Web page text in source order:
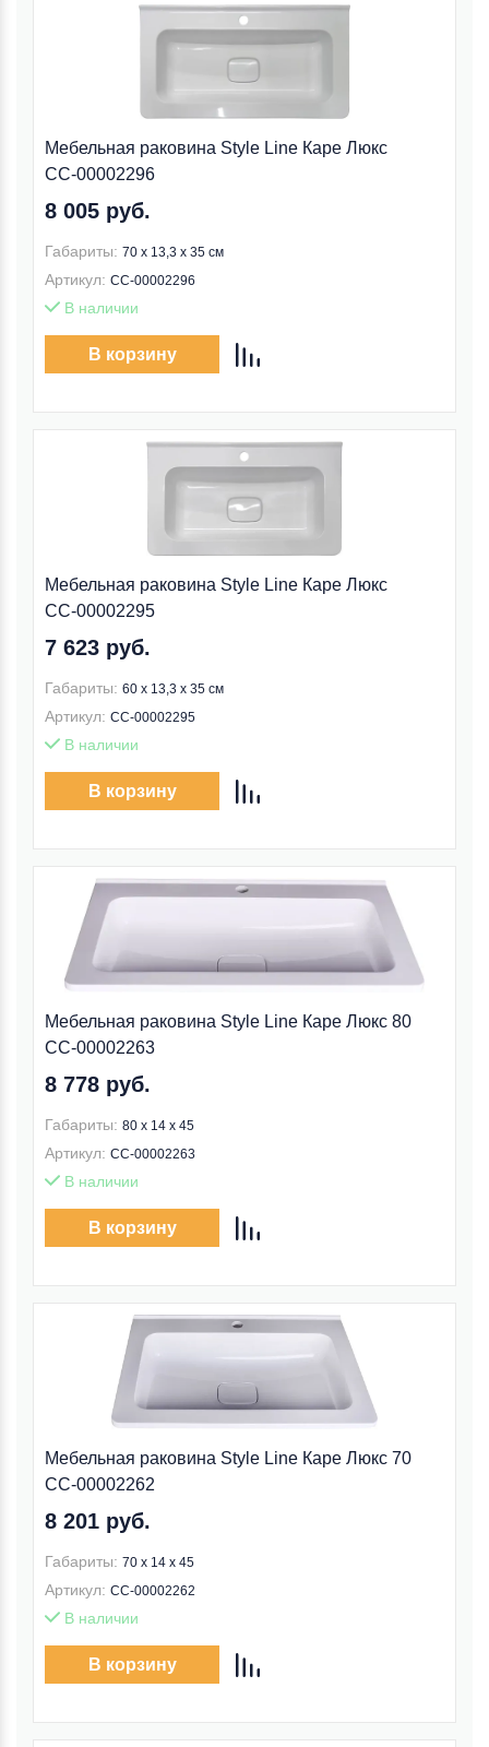
Мебельная раковина Style Line Каре Люкс
СС-00002296
8 005 руб.
Габариты: 70 x 13,3 x 35 см
Артикул: СС-00002296
В наличии
В корзину
Мебельная раковина Style Line Каре Люкс
СС-00002295
7 623 руб.
Габариты: 60 x 13,3 x 35 см
Артикул: СС-00002295
В наличии
В корзину
Мебельная раковина Style Line Каре Люкс 80
СС-00002263
8 778 руб.
Габариты: 80 x 14 x 45
Артикул: СС-00002263
В наличии
В корзину
Мебельная раковина Style Line Каре Люкс 70
СС-00002262
8 201 руб.
Габариты: 70 x 14 x 45
Артикул: СС-00002262
В наличии
В корзину